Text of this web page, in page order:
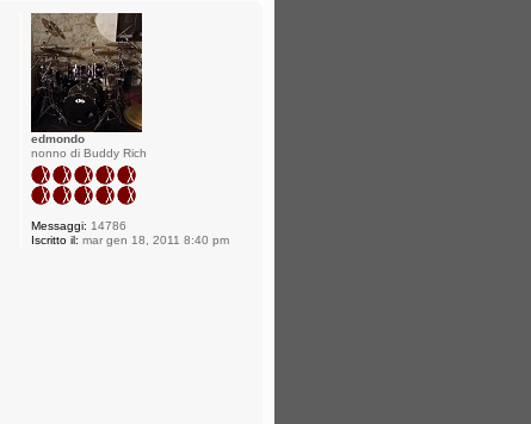
edmondo
nonno di Buddy Rich
Messaggi: 14786
Iscritto il: mar gen 18, 2011 8:40 pm